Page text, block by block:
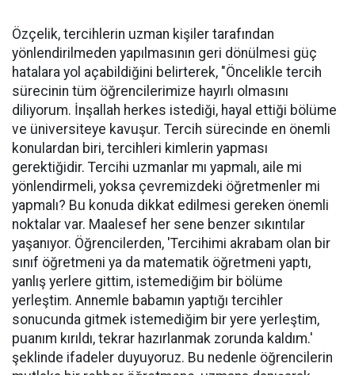
Özçelik, tercihlerin uzman kişiler tarafından
yönlendirilmeden yapılmasının geri dönülmesi güç
hatalara yol açabildiğini belirterek, "Öncelikle tercih
sürecinin tüm öğrencilerimize hayırlı olmasını
diliyorum. İnşallah herkes istediği, hayal ettiği bölüme
ve üniversiteye kavuşur. Tercih sürecinde en önemli
konulardan biri, tercihleri kimlerin yapması
gerektiğidir. Tercihi uzmanlar mı yapmalı, aile mi
yönlendirmeli, yoksa çevremizdeki öğretmenler mi
yapmalı? Bu konuda dikkat edilmesi gereken önemli
noktalar var. Maalesef her sene benzer sıkıntılar
yaşanıyor. Öğrencilerden, 'Tercihimi akrabam olan bir
sınıf öğretmeni ya da matematik öğretmeni yaptı,
yanlış yerlere gittim, istemediğim bir bölüme
yerleştim. Annemle babamın yaptığı tercihler
sonucunda gitmek istemediğim bir yere yerleştim,
puanım kırıldı, tekrar hazırlanmak zorunda kaldım.'
şeklinde ifadeler duyuyoruz. Bu nedenle öğrencilerin